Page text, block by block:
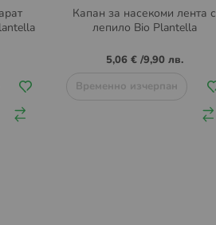
Капан за насекоми лента с
лепило Bio Plantella
5,06 €/9,90 лв.
Временно изчерпан